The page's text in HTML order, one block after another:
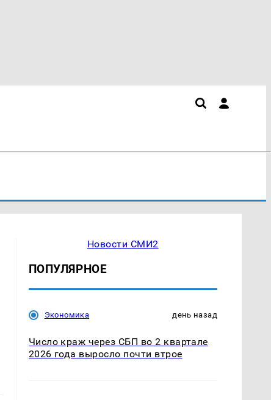
Новости СМИ2
ПОПУЛЯРНОЕ
Экономика день назад
Число краж через СБП во 2 квартале
2026 года выросло почти втрое